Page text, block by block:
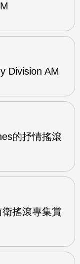
Division AM
的抒情搖滾
搖滾專集賞